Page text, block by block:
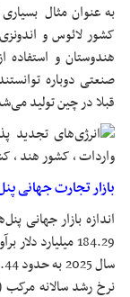
به عنوان مثال
کشور لائوس و
هندوستان و
صنعتی دوباره
قبلا در چین تولید
بازار تجارت جهانی